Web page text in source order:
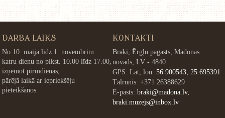
DARBA LAIKS
No 10. maija līdz 1. novembrim
katru dienu no plkst. 10.00 līdz 17.00,
izņemot pirmdienas;
pārējā laikā ar iepriekšēju
pieteikšanos.
KONTAKTI
Braki, Ērgļu pagasts, Madonas
novads, LV - 4840
GPS: Lat, lon: 56.900543, 25.695391
Tālrunis: +371 26388629
E-pasts: braki@madona.lv,
braki.muzejs@inbox.lv